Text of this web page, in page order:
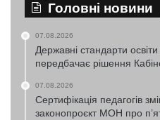
Головні новини
07.08.2026
Державні стандарти
передбачає рішення
07.08.2026
Сертифікація педагогів
законопроєкт МОН про